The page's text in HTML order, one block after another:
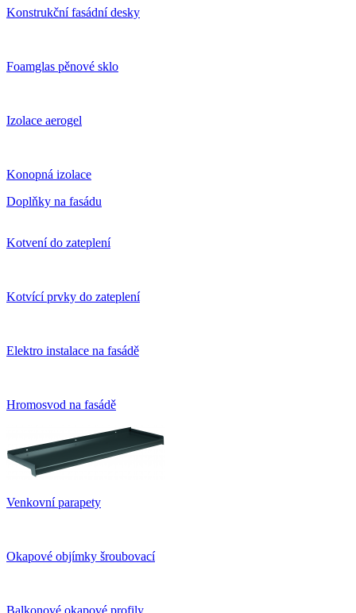
Konstrukční fasádní desky
Foamglas pěnové sklo
Izolace aerogel
Konopná izolace
Doplňky na fasádu
Kotvení do zateplení
Kotvící prvky do zateplení
Elektro instalace na fasádě
Hromosvod na fasádě
Venkovní parapety
Okapové objímky šroubovací
Balkonové okapové profily